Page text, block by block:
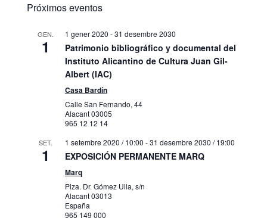
Próximos eventos
GEN.
1
1 gener 2020 -31 desembre 2030
Patrimonio bibliográfico y documental del
Instituto Alicantino de Cultura Juan Gil-
Albert (IAC)
Casa Bardín
Calle San Fernando, 44
Alacant03005
965 12 12 14
SET.
1
1 setembre 2020 / 10:00 -31 desembre 2030 / 19:00
EXPOSICIÓN PERMANENTE MARQ
Marq
Plza. Dr. Gómez Ulla, s/n
Alacant03013
España
965 149 000